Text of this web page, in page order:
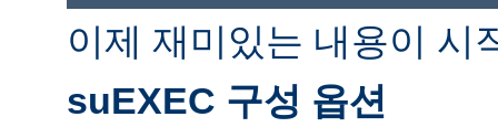
이제 재미있는 내용이 시
suEXEC 구성 옵션